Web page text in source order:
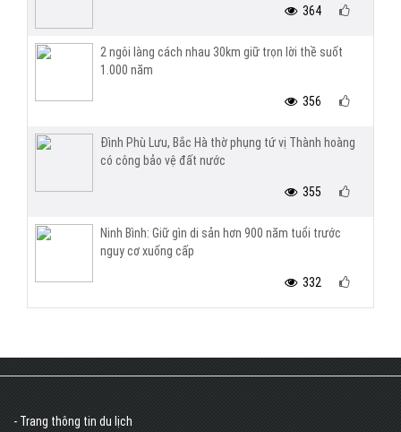
364
2 ngôi làng cách nhau 30km giữ trọn lời thề suốt
1.000 năm
356
Đình Phù Lưu, Bắc Hà thờ phụng tứ vị Thành hoàng
có công bảo vệ đất nước
355
Ninh Bình: Giữ gìn di sản hơn 900 năm tuổi trước
nguy cơ xuống cấp
332
- Trang thông tin du lịch